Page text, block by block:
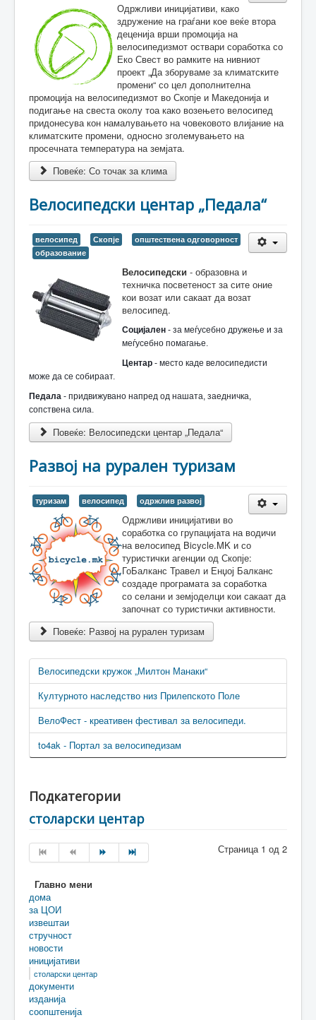
Одржливи иницијативи, како
здружение на граѓани кое веќе втора
деценија врши промоција на
велосипедизмот оствари соработка со
Еко Свест во рамките на нивниот
проект „Да зборуваме за климатските
промени“ со цел дополнителна
промоција на велосипедизмот во Скопје и Македонија и
подигање на свеста околу тоа како возењето велосипед
придонесува кон намалувањето на човековото влијание на
климатските промени, односно зголемувањето на
просечната температура на земјата.
Повеќе: Со точак за клима
Велосипедски центар „Педала“
велосипед Скопје
општествена одговорност
образование
Велосипедски - образовна и
техничка посветеност за сите оние
кои возат или сакаат да возат
велосипед.
Социјален - за меѓусебно дружење и за
меѓусебно помагање.
Центар - место каде велосипедисти
може да се собираат.
Педала - придвижувано напред од нашата, заедничка,
сопствена сила.
Повеќе: Велосипедски центар „Педала“
Развој на рурален туризам
туризам велосипед одржлив развој
Одржливи иницијативи во
соработка со групацијата на водичи
на велосипед Bicycle.MK и со
туристички агенции од Скопје:
ГоБалканс Травел и Енџој Балканс
создаде програмата за соработка
со селани и земјоделци кои сакаат да
започнат со туристички активности.
Повеќе: Развој на рурален туризам
Велосипедски кружок „Милтон Манаки“
Културното наследство низ Прилепското Поле
ВелоФест - креативен фестивал за велосипеди.
to4ak - Портал за велосипедизам
Подкатегории
столарски центар
Страница 1 од 2
Главно мени
дома
за ЦОИ
извештаи
стручност
новости
иницијативи
столарски центар
документи
изданија
соопштенија